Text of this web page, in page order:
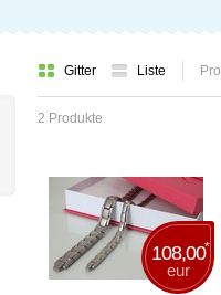
Gitter Liste
2 Produkte
108,00*
eur